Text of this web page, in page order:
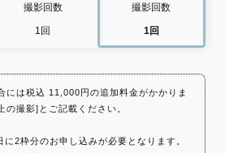
撮影回数
1回
撮影回数
1回
は税込 11,000円の追加料金がかかりま
撮影]とご記載ください。
2枠分のお申し込みが必要となります。